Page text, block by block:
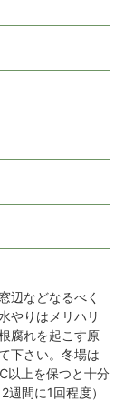
辺などなるべく
やりはメリハリ
腐れを起こす原
下さい。冬場は
以上を保つと十分
間に1回程度）